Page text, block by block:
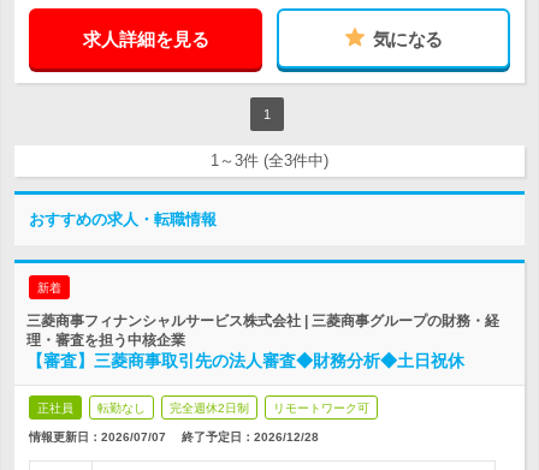
求人詳細を見る 気になる
1
1～3件 (全3件中)
おすすめの求人・転職情報
新着
三菱商事フィナンシャルサービス株式会社 | 三菱商事グループの財務・経
理・審査を担う中核企業
【審査】三菱商事取引先の法人審査◆財務分析◆土日祝休
正社員 転勤なし 完全週休2日制 リモートワーク可
情報更新日：2026/07/07 終了予定日： 2026/12/28